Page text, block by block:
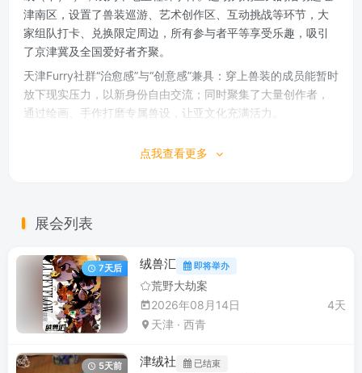
津南区，设置了兽装巡游、艺术创作区、互动挑战等环节，大
家组队打卡、兑换限定周边，所有参与者平等享受乐趣，吸引
了京津冀及全国爱好者齐聚。
天津Furry社群“治愈感”与“创意感”兼具：穿上兽装的成员能暂时
放下现实压力，以新身份自由交流；同时聚集了大量创作者，
通过绘画、手作打磨专属兽设，让亚文化充满活力。
组、关注“绒兽汇”获取最新活动动态。
到归属感。
点我查看更多
展会列表
7天后 绒兽汇 即将举办
荒野大劫案
2026年08月14日
4天
天津 · 西青
5天前 津绒社 已结束